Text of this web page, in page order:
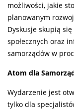
możliwości, jakie
planowanym
Dyskusje skupią
społecznych oraz
samorządów w
Atom dla
Wydarzenie jest
tylko dla